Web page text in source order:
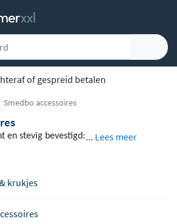
of gespreid betalen
Smedbo accessoires
en stevig bevestigd:
zoals verstelb
... Lees meer
krukjes